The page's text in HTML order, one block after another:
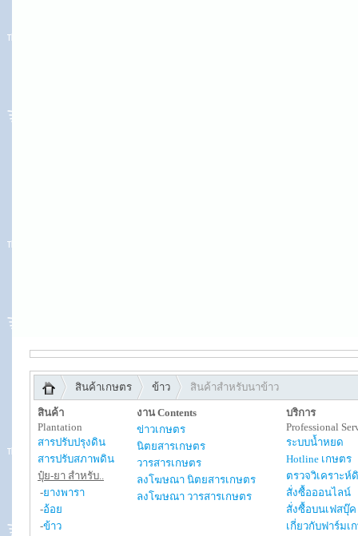
สินค้าเกษตร ข้าว สินค้าสำหรับนาข้าว
สินค้า
Plantation
สารปรับปรุงดิน
สารปรับสภาพดิน
ปุ๋ย-ยา สำหรับ..
-ยางพารา
-อ้อย
-ข้าว
งาน Contents
ข่าวเกษตร
นิตยสารเกษตร
วารสารเกษตร
ลงโฆษณา นิตยสารเกษตร
ลงโฆษณา วารสารเกษตร
บริการ
Professional
ระบบน้ำหยด
Hotline เกษตร
ตรวจวิเคราะห์
สั่งซื้อออนไลน์
สั่งซื้อบนเฟสบุ๊ค
เกี่ยวกับฟาร์มเ